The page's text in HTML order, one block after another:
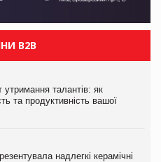
B2B
утримання талантів: як
та продуктивність вашої
надлегкі керамічні